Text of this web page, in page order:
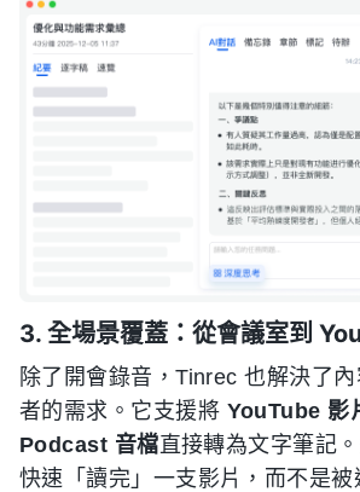
3. 全場景覆蓋：從會議室到
除了開會錄音，Tinrec 也解決了
者的需求。它支援將 YouTube 影
Podcast 音檔直接轉為文字筆記
快速「讀完」一支影片，而不是